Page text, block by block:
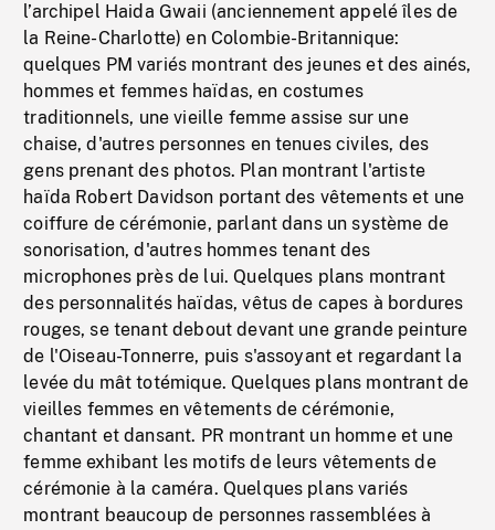
l’archipel Haida Gwaii (anciennement appelé îles de
la Reine-Charlotte) en Colombie-Britannique:
quelques PM variés montrant des jeunes et des ainés,
hommes et femmes haïdas, en costumes
traditionnels, une vieille femme assise sur une
chaise, d'autres personnes en tenues civiles, des
gens prenant des photos. Plan montrant l'artiste
haïda Robert Davidson portant des vêtements et une
coiffure de cérémonie, parlant dans un système de
sonorisation, d'autres hommes tenant des
microphones près de lui. Quelques plans montrant
des personnalités haïdas, vêtus de capes à bordures
rouges, se tenant debout devant une grande peinture
de l'Oiseau-Tonnerre, puis s'assoyant et regardant la
levée du mât totémique. Quelques plans montrant de
vieilles femmes en vêtements de cérémonie,
chantant et dansant. PR montrant un homme et une
femme exhibant les motifs de leurs vêtements de
cérémonie à la caméra. Quelques plans variés
montrant beaucoup de personnes rassemblées à